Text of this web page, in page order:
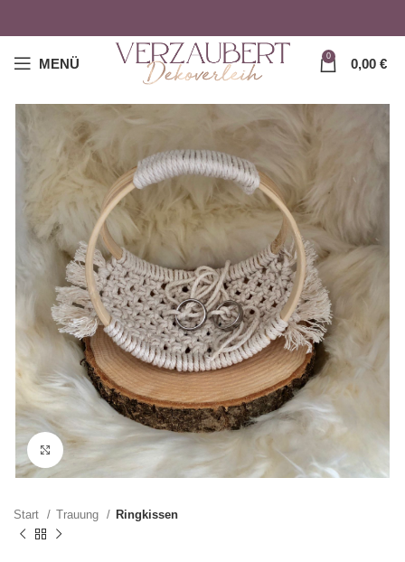
MENÜ 0 0,00 €
Klicken zum Vergrößern
Start Trauung Ringkissen